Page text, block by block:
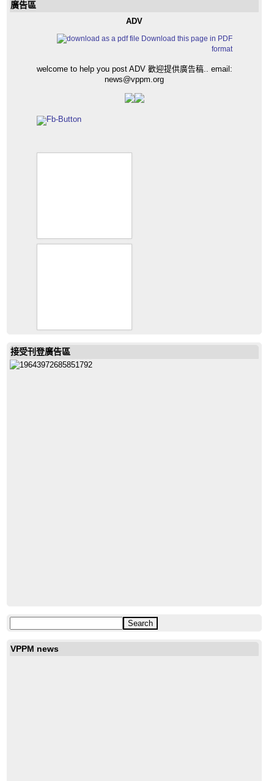
廣告區
ADV
Download this page in PDF
format
welcome to help you post ADV 歡迎提供廣告稿.. email:
news@vppm.org
接受刊登廣告區
VPPM news